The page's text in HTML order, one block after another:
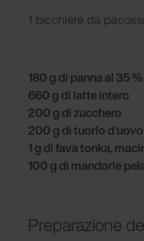
1 bicchiere da
180 g di panna al 35
660 g di latte intero
200 g di zucchero
200 g di tuorlo d'uovo
1 g di fava tonka,
100 g di mandorle
Preparazione